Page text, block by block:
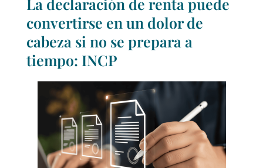
convertirse en un dolor de
cabeza si no se prepara a
tiempo: INCP